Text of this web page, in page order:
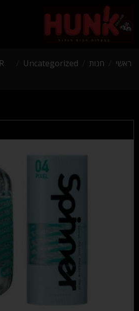
ראשי חנות Uncategorized